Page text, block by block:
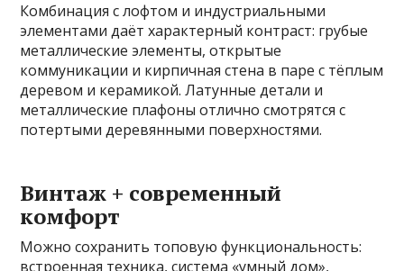
Комбинация с лофтом и индустриальными
элементами даёт характерный контраст: грубые
металлические элементы, открытые
коммуникации и кирпичная стена в паре с тёплым
деревом и керамикой. Латунные детали и
металлические плафоны отлично смотрятся с
потертыми деревянными поверхностями.
Винтаж + современный
комфорт
Можно сохранить топовую функциональность:
встроенная техника, система «умный дом»,